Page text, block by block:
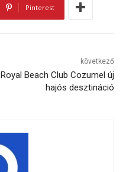
Pinterest
következő
Royal Beach Club Cozumel új
hajós desztináció